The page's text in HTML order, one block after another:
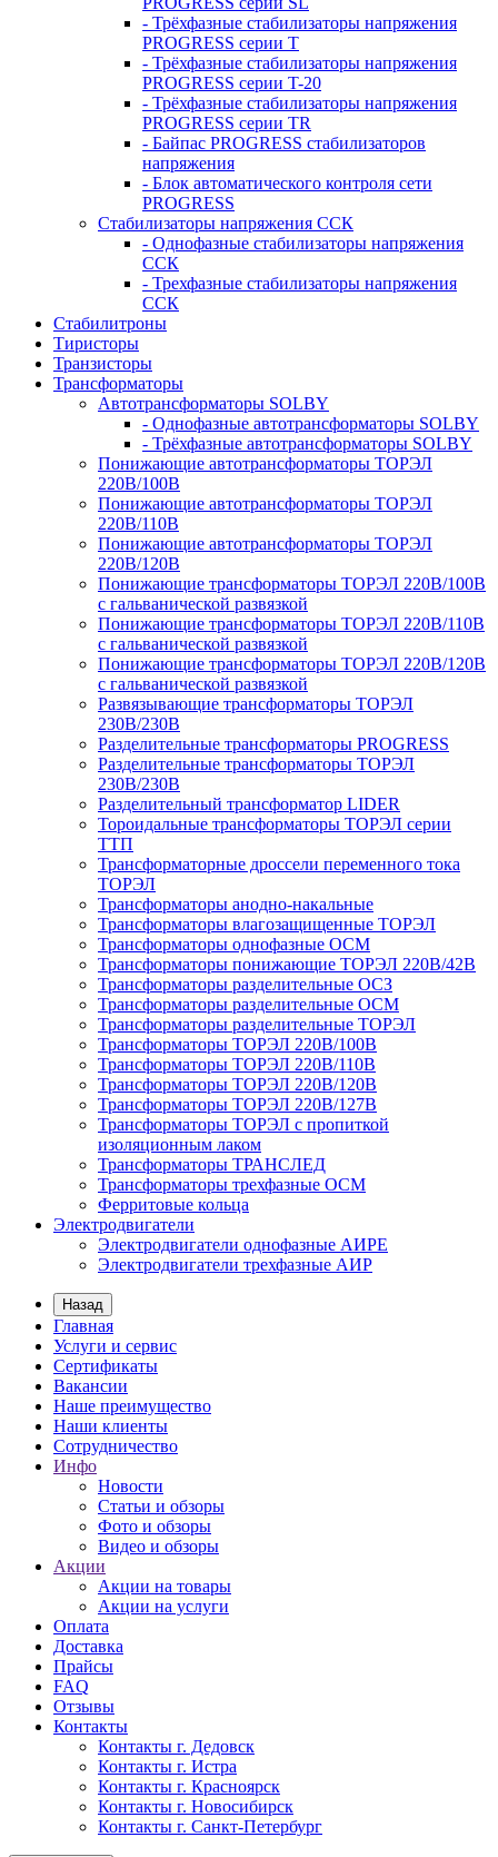
- Трёхфазные стабилизаторы напряжения
PROGRESS серии T
- Трёхфазные стабилизаторы напряжения
PROGRESS серии T-20
- Трёхфазные стабилизаторы напряжения
PROGRESS серии TR
- Байпас PROGRESS стабилизаторов
напряжения
- Блок автоматического контроля сети
PROGRESS
Стабилизаторы напряжения ССК
- Однофазные стабилизаторы напряжения
ССК
- Трехфазные стабилизаторы напряжения
ССК
Стабилитроны
Тиристоры
Транзисторы
Трансформаторы
Автотрансформаторы SOLBY
- Однофазные автотрансформаторы SOLBY
- Трёхфазные автотрансформаторы SOLBY
Понижающие автотрансформаторы ТОРЭЛ
220В/100В
Понижающие автотрансформаторы ТОРЭЛ
220В/110В
Понижающие автотрансформаторы ТОРЭЛ
220В/120В
Понижающие трансформаторы ТОРЭЛ 220В/100В
с гальванической развязкой
Понижающие трансформаторы ТОРЭЛ 220В/110В
с гальванической развязкой
Понижающие трансформаторы ТОРЭЛ 220В/120В
с гальванической развязкой
Развязывающие трансформаторы ТОРЭЛ
230В/230В
Разделительные трансформаторы PROGRESS
Разделительные трансформаторы ТОРЭЛ
230В/230В
Разделительный трансформатор LIDER
Тороидальные трансформаторы ТОРЭЛ серии
ТТП
Трансформаторные дроссели переменного тока
ТОРЭЛ
Трансформаторы анодно-накальные
Трансформаторы влагозащищенные ТОРЭЛ
Трансформаторы однофазные ОСМ
Трансформаторы понижающие ТОРЭЛ 220В/42В
Трансформаторы разделительные ОСЗ
Трансформаторы разделительные ОСМ
Трансформаторы разделительные ТОРЭЛ
Трансформаторы ТОРЭЛ 220В/100В
Трансформаторы ТОРЭЛ 220В/110В
Трансформаторы ТОРЭЛ 220В/120В
Трансформаторы ТОРЭЛ 220В/127В
Трансформаторы ТОРЭЛ с пропиткой
изоляционным лаком
Трансформаторы ТРАНСЛЕД
Трансформаторы трехфазные ОСМ
Ферритовые кольца
Электродвигатели
Электродвигатели однофазные АИРЕ
Электродвигатели трехфазные АИР
Назад
Главная
Услуги и сервис
Сертификаты
Вакансии
Наше преимущество
Наши клиенты
Сотрудничество
Инфо
Новости
Статьи и обзоры
Фото и обзоры
Видео и обзоры
Акции
Акции на товары
Акции на услуги
Оплата
Доставка
Прайсы
FAQ
Отзывы
Контакты
Контакты г. Дедовск
Контакты г. Истра
Контакты г. Красноярск
Контакты г. Новосибирск
Контакты г. Санкт-Петербург